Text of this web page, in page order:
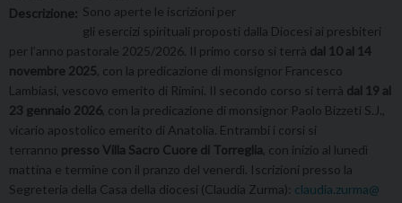
Descrizione: Sono aperte le iscrizioni per
gli esercizi spirituali proposti dalla Diocesi ai presbiteri
per l’anno pastorale 2025/2026. Il primo corso si terrà dal 10 al 14
novembre 2025 , con la predicazione di monsignor Francesco
Lambiasi, vescovo emerito di Rimini. Il secondo corso si terrà dal 19 al
23 gennaio 2026 , con la predicazione di monsignor Paolo Bizzeti S.J.,
vicario apostolico emerito di Anatolia. Entrambi i corsi si
terranno presso Villa Sacro Cuore di Torreglia , con inizio al lunedì
mattina e termine con il pranzo del venerdì. Iscrizioni presso la
Segreteria della Casa della diocesi (Claudia Zurma): claudia.zurma@